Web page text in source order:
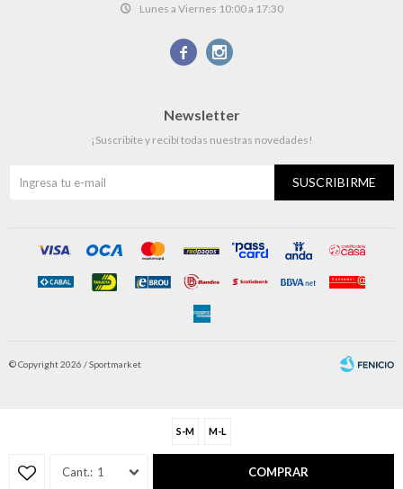
S-M M-L
1 COMPRAR
Lunes a Viernes 10:00 a 17:30
 
Newsletter
¡Suscribite y recibí todas nuestras novedades!
SUSCRIBIRME
© Copyright 2026 / Sportmarket